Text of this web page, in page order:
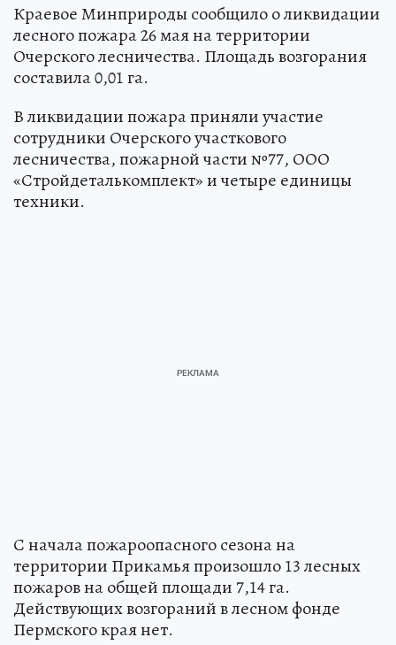
Краевое Минприроды сообщило о ликвидации
лесного пожара 26 мая на территории
Очерского лесничества. Площадь возгорания
составила 0,01 га.
В ликвидации пожара приняли участие
сотрудники Очерского участкового
лесничества, пожарной части №77, ООО
«Стройдеталькомплект» и четыре единицы
техники.
С начала пожароопасного сезона на
территории Прикамья произошло 13 лесных
пожаров на общей площади 7,14 га.
Действующих возгораний в лесном фонде
Пермского края нет.